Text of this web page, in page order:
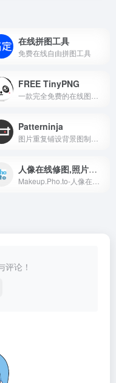
在线拼图工具
免费在线自由拼图工具
FREE TinyPNG
Patterninja
人像在线修图,照片在线编辑器
评论！